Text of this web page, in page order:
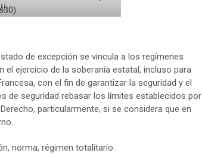
de excepción se vincula a los regímenes
ejercicio de la soberanía estatal, incluso para
con el fin de garantizar la seguridad y el
de seguridad rebasar los límites establecidos por
particularmente, si se considera que en
norma, régimen totalitario.